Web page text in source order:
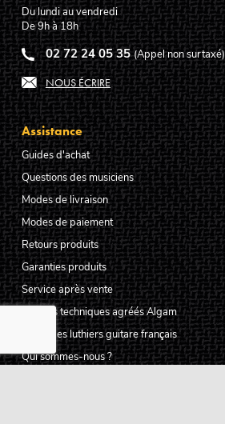
Du lundi au vendredi
De 9h à 18h
02 72 24 05 35 (Appel non surtaxé)
NOUS ÉCRIRE
Assistance
Guides d'achat
Questions des musiciens
Modes de livraison
Modes de paiement
Retours produits
Garanties produits
Service après vente
Centres techniques agréés Algam
Carte des luthiers guitare français
Qui sommes-nous ?